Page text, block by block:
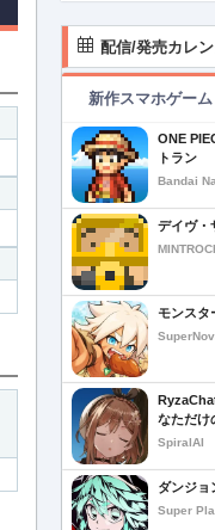
配信/発売カレ
新作スマホゲーム
ONE
トラン
Bandai
デイヴ・
モンスタ
なただけ
SpiralAI
ダンジョ
Super